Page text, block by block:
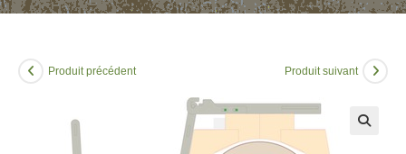
Produit précédent Produit suivant